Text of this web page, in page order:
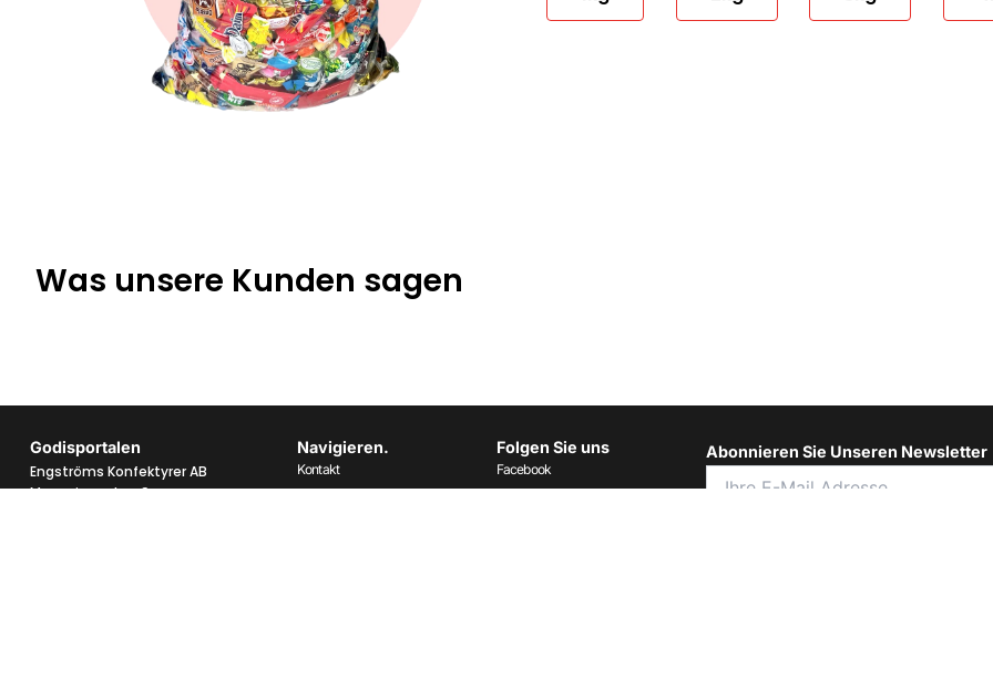
Was unsere Kunden sagen
Godisportalen
Engströms Konfektyrer AB
Magasinsgatan 9
Navigieren.
Kontakt
Folgen Sie uns
Facebook
Abonnieren Sie Unseren Newsletter